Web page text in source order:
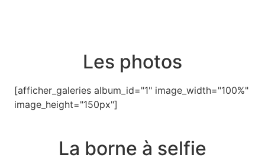
Les photos
[afficher_galeries album_id="1" image_width="100%"
image_height="150px"]
La borne à selfie